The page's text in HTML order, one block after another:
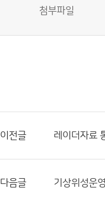
첨부파일
이전글 레이더자료
다음글 기상위성운